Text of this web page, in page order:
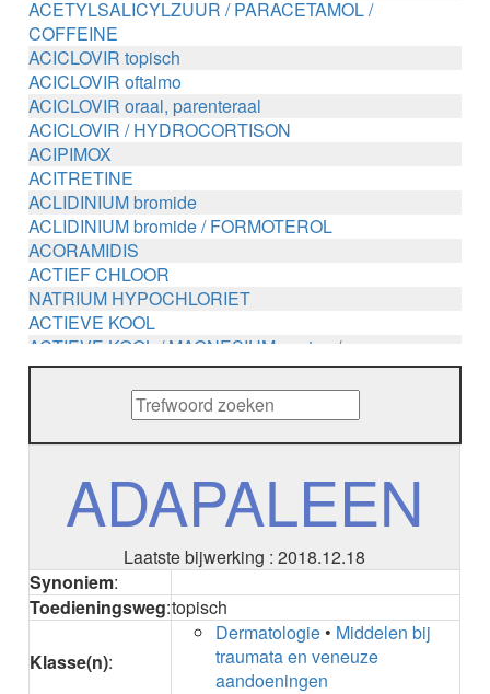
ACETYLSALICYLZUUR / PARACETAMOL /
COFFEINE
ACICLOVIR topisch
ACICLOVIR oftalmo
ACICLOVIR oraal, parenteraal
ACICLOVIR / HYDROCORTISON
ACIPIMOX
ACITRETINE
ACLIDINIUM bromide
ACLIDINIUM bromide / FORMOTEROL
ACORAMIDIS
ACTIEF CHLOOR
NATRIUM HYPOCHLORIET
ACTIEVE KOOL
ACTIEVE KOOL / MAGNESIUM zouten /
METHENAMINE
ADALIMUMAB
ADAPALEEN
ADAPALEEN / BENZOYLPEROXIDE
ADENOSINE
AESCINE
AFLIBERCEPT parenteraal
AFLIBERCEPT intravitreaal
AGALSIDASE bèta
ADAPALEEN
Laatste bijwerking : 2018.12.18
Synoniem:
Toedieningsweg:topisch
Klasse(n):
Dermatologie • Middelen bij
traumata en veneuze
aandoeningen